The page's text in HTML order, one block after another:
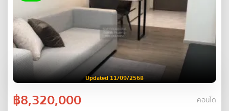
Updated 11/09/2568
฿8,320,000 คอนโด